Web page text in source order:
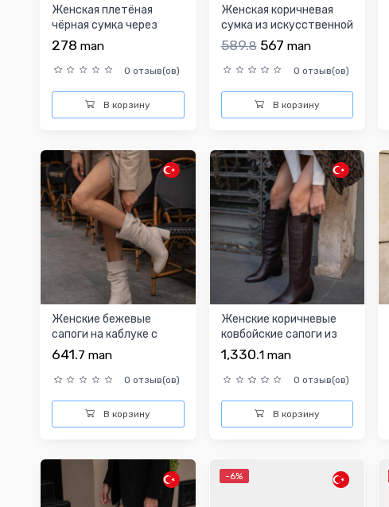
Женская плетёная
чёрная сумка через
плечо из искусственной
278 man
0 отзыв(ов)
В корзину
Женская коричневая
сумка из искусственной
кожи с заклёпками
589.8 567 man
0 отзыв(ов)
В корзину
Женские бежевые
сапоги на каблуке с
драпировкой
641.7 man
0 отзыв(ов)
В корзину
Женские коричневые
ковбойские сапоги из
натуральной кожи
1,330.1 man
0 отзыв(ов)
В корзину
-6%